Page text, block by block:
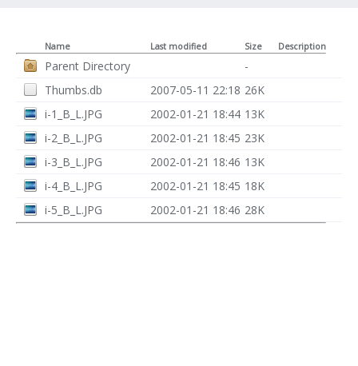
Name Last modified Size Description
Parent Directory
-
Thumbs.db
2007-05-11 22:18 26K
i-1_B_L.JPG
2002-01-21 18:44 13K
i-2_B_L.JPG
2002-01-21 18:45 23K
i-3_B_L.JPG
2002-01-21 18:46 13K
i-4_B_L.JPG
2002-01-21 18:45 18K
i-5_B_L.JPG
2002-01-21 18:46 28K